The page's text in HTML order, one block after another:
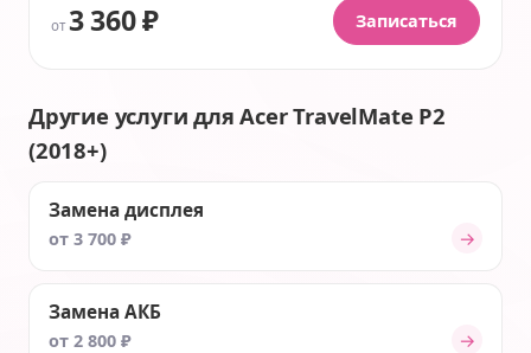
от 3 360 ₽ Записаться
Другие услуги для Acer TravelMate P2
(2018+)
Замена дисплея
от 3 700 ₽ →
Замена АКБ
от 2 800 ₽ →